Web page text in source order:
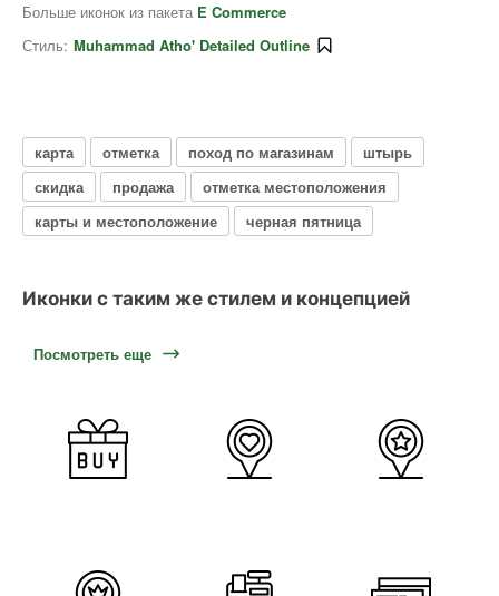
Больше иконок из пакета E Commerce
Стиль: Muhammad Atho' Detailed Outline
карта отметка поход по магазинам
штырь
скидка
продажа
отметка местоположения
карты и местоположение
черная пятница
Иконки с таким же стилем и концепцией
Посмотреть еще